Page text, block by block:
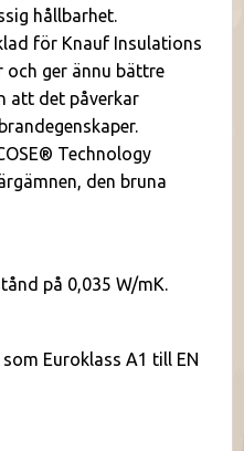
hållbarhet.
för Knauf Insulations
och ger ännu bättre
att det påverkar
Technology
den bruna
på 0,035 W/mK.
Euroklass A1 till EN